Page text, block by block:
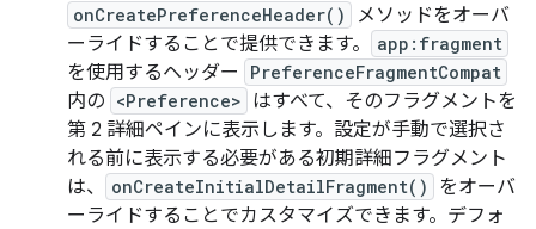
onCreatePreferenceHeader()
メソッドをオーバ
ーライドすることで提供できます。
app:fragment
を使用するヘッダー PreferenceFragmentCompat
内の <Preference> はすべて、そのフラグメントを
第 2 詳細ペインに表示します。設定が手動で選択さ
れる前に表示する必要がある初期詳細フラグメント
は、
onCreateInitialDetailFragment()
をオーバ
ーライドすることでカスタマイズできます。デフォ